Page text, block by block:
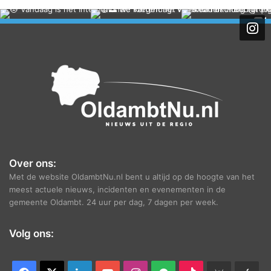
h
Over ons:
Met de website OldambtNu.nl bent u altijd op de hoogte van het
meest actuele nieuws, incidenten en evenementen in de
gemeente Oldambt. 24 uur per dag, 7 dagen per week.
Volg ons: